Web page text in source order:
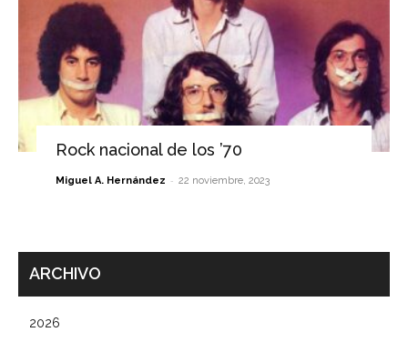
Rock nacional de los ’70
Miguel A. Hernández - 22 noviembre, 2023
ARCHIVO
2026